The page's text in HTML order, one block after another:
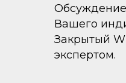
Вашего
Закрытый
экспертом.